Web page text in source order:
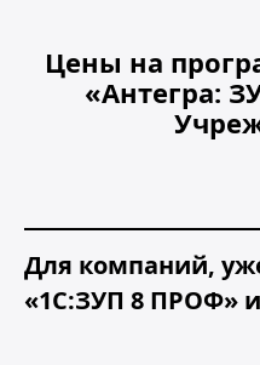
Цены на
«Антегра:
Для компаний,
«1С:ЗУП 8 ПРОФ»